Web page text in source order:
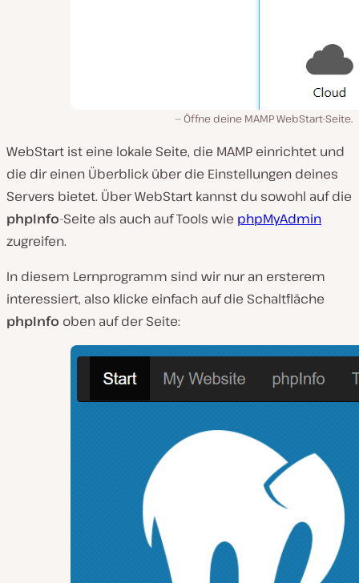
Öffne deine MAMP WebStart-Seite.
WebStart ist eine lokale Seite, die MAMP einrichtet und
die dir einen Überblick über die Einstellungen deines
Servers bietet. Über WebStart kannst du sowohl auf die
phpInfo-Seite als auch auf Tools wie phpMyAdmin
zugreifen.
In diesem Lernprogramm sind wir nur an ersterem
interessiert, also klicke einfach auf die Schaltfläche
phpInfo oben auf der Seite: